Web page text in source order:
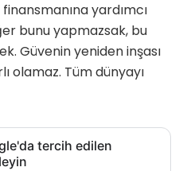
yardımcı
bunu yapmazsak, bu
Güvenin yeniden inşası
olamaz. Tüm dünyayı
tercih edilen